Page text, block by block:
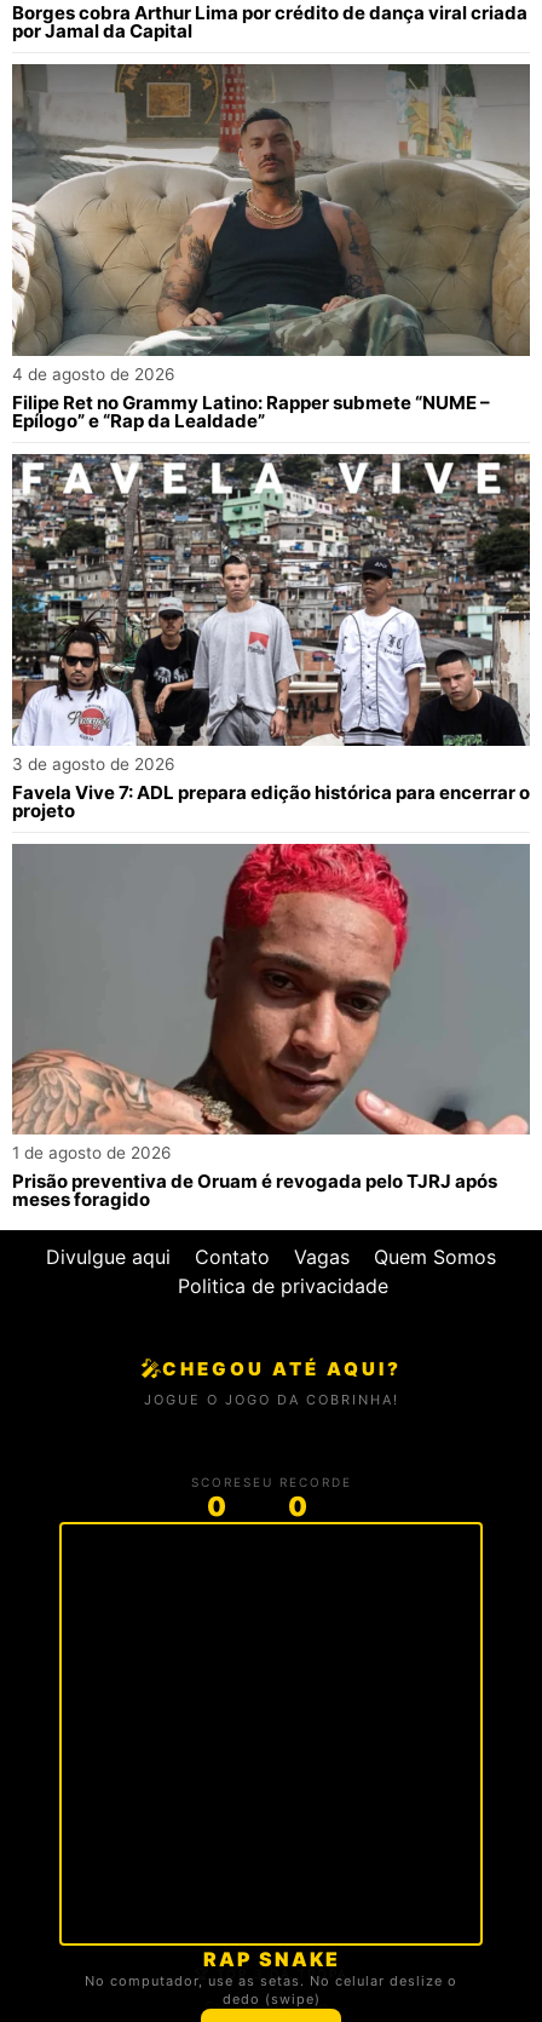
Borges cobra Arthur Lima por crédito de dança viral criada
por Jamal da Capital
4 de agosto de 2026
Filipe Ret no Grammy Latino: Rapper submete “NUME –
Epílogo” e “Rap da Lealdade”
3 de agosto de 2026
Favela Vive 7: ADL prepara edição histórica para encerrar o
projeto
1 de agosto de 2026
Prisão preventiva de Oruam é revogada pelo TJRJ após
meses foragido
Divulgue aqui Contato Vagas
Quem Somos
Politica de privacidade
🎤CHEGOU ATÉ AQUI?
JOGUE O JOGO DA COBRINHA!
SCORE
0
SEU RECORDE
0
RAP SNAKE
No computador, use as setas. No celular deslize o
dedo (swipe)
🏆 TOP 3 DA TROPA
Carregando ranking...